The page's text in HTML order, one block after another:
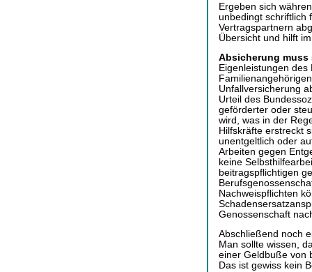
Ergeben sich
unbedingt schriftlich
Vertragspartnern
Übersicht und hilft
Absicherung muss
Eigenleistungen
Unfallversicherung
Urteil des
geförderter oder
wird, was in der
Hilfskräfte erstreckt
unentgeltlich oder
Arbeiten gegen
keine
beitragspflichtigen
Nachweispflichten
Genossenschaft
Abschließend noch
Man sollte wissen,
einer Geldbuße von
Das ist gewiss kein